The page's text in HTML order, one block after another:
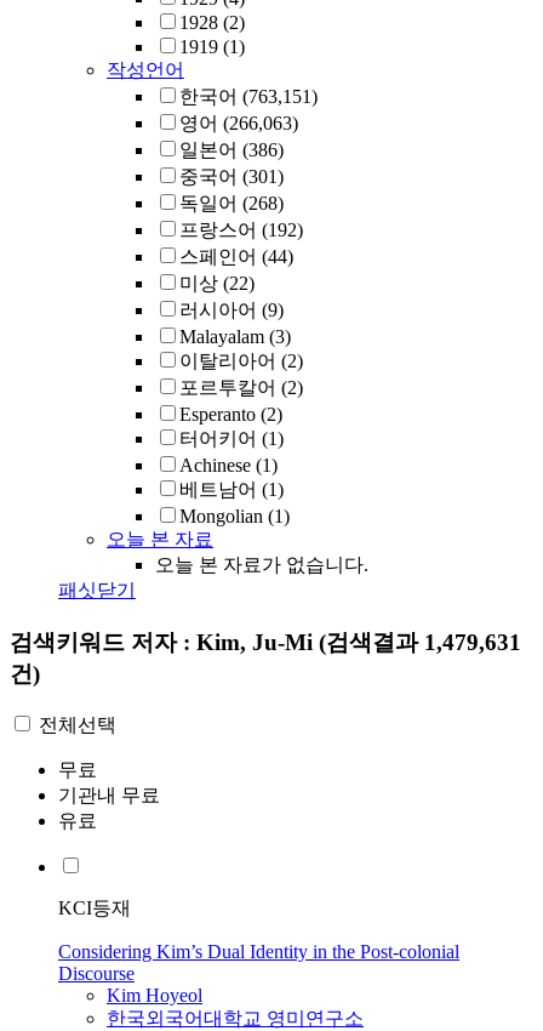
1928 (2)
1919 (1)
작성언어
한국어 (763,151)
영어 (266,063)
일본어 (386)
중국어 (301)
독일어 (268)
프랑스어 (192)
스페인어 (44)
미상 (22)
러시아어 (9)
Malayalam (3)
이탈리아어 (2)
포르투칼어 (2)
Esperanto (2)
터어키어 (1)
Achinese (1)
베트남어 (1)
Mongolian (1)
오늘 본 자료
오늘 본 자료가 없습니다.
패싯닫기
검색키워드 저자 : Kim, Ju-Mi (검색결과 1,479,631
건)
전체선택
무료
기관내 무료
유료
KCI등재
Considering Kim’s Dual Identity in the Post-colonial
Discourse
Kim Hoyeol
한국외국어대학교 영미연구소